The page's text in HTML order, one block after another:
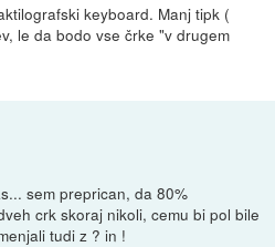
keyboard. Manj tipk (
le da bodo vse črke "v drugem
sem preprican, da 80%
crk skoraj nikoli, cemu bi pol bile
tudi z ? in !